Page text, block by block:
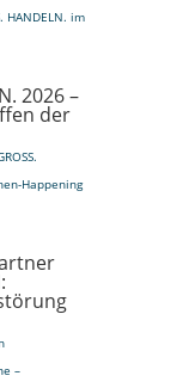
HANDELN. im
2026 –
der
Happening
–